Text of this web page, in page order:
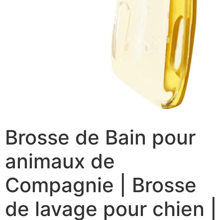
Brosse de Bain pour
animaux de
Compagnie | Brosse
de lavage pour chien |